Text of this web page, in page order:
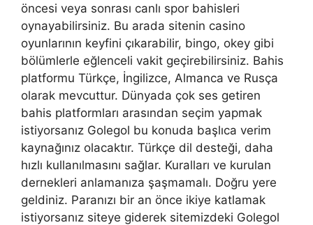
öncesi veya sonrası canlı spor bahisleri
oynayabilirsiniz. Bu arada sitenin casino
oyunlarının keyfini çıkarabilir, bingo, okey gibi
bölümlerle eğlenceli vakit geçirebilirsiniz. Bahis
platformu Türkçe, İngilizce, Almanca ve Rusça
olarak mevcuttur. Dünyada çok ses getiren
bahis platformları arasından seçim yapmak
istiyorsanız Golegol bu konuda başlıca verim
kaynağınız olacaktır. Türkçe dil desteği, daha
hızlı kullanılmasını sağlar. Kuralları ve kurulan
dernekleri anlamanıza şaşmamalı. Doğru yere
geldiniz. Paranızı bir an önce ikiye katlamak
istiyorsanız siteye giderek sitemizdeki Golegol